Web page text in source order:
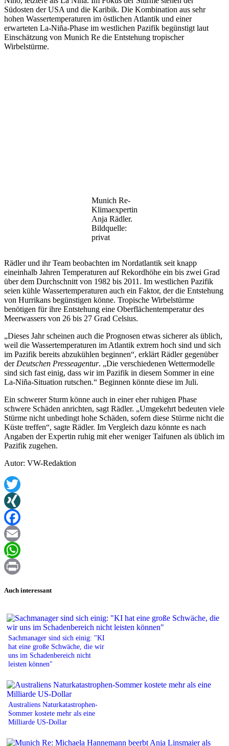
Südosten der USA und die Karibik. Die Kombination aus sehr
hohen Wassertemperaturen im östlichen Atlantik und einer
erwarteten La-Niña-Phase im westlichen Pazifik begünstigt laut
Einschätzung von Munich Re die Entstehung tropischer
Wirbelstürme.
Munich Re-
Klimaexpertin
Anja Rädler.
Bildquelle:
privat
Rädler und ihr Team beobachten im Nordatlantik seit knapp
eineinhalb Jahren Temperaturen auf Rekordhöhe ein bis zwei Grad
über dem Durchschnitt von 1982 bis 2011. Im westlichen Pazifik
seien kühle Wassertemperaturen auch ein Faktor, der die Entstehung
von Hurrikans begünstigen könne. Tropische Wirbelstürme
benötigen für ihre Entstehung eine Oberflächentemperatur des
Meerwassers von 26 bis 27 Grad Celsius.
„Dieses Jahr scheinen auch die Prognosen etwas sicherer als üblich,
weil die Wassertemperaturen im Atlantik extrem hoch sind und sich
im Pazifik bereits abzukühlen beginnen“, erklärt Rädler gegenüber
derDeutschen Presseagentur. „Die verschiedenen Wettermodelle
sind sich fast einig, dass wir im Pazifik in diesem Sommer in eine
La-Niña-Situation rutschen.“ Beginnen könnte diese im Juli.
Ein schwerer Sturm könne auch in einer eher ruhigen Phase
schwere Schäden anrichten, sagt Rädler. „Umgekehrt bedeuten viele
Stürme nicht unbedingt hohe Schäden, sofern diese Stürme nicht die
Küste treffen“, sagte Rädler. Im Vergleich dazu könnte es nach
Angaben der Expertin ruhig mit eher weniger Taifunen als üblich im
Pazifik zugehen.
Autor: VW-Redaktion
Twitter
XING
Facebook
Email
WhatsApp
Auch interessant
Sachmanager sind sich einig: "KI
hat eine große Schwäche, die wir
uns im Schadenbereich nicht
leisten können"
Australiens Naturkatastrophen-
Sommer kostete mehr als eine
Milliarde US-Dollar